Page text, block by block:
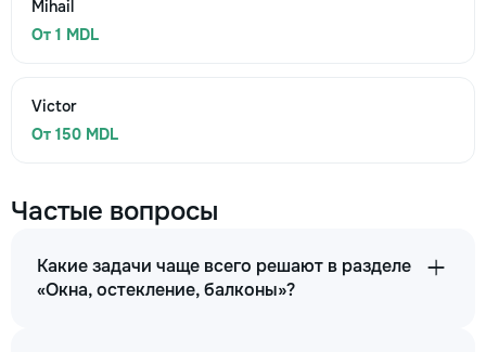
Mihail
От 1 MDL
Victor
От 150 MDL
Частые вопросы
Какие задачи чаще всего решают в разделе
«Окна, остекление, балконы»?